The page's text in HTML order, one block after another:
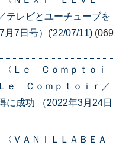
テレビとユーチューブを
月7日号）('22/07/11) (069
〈Ｌｅ Ｃｏｍｐｔｏｉ
ｅ Ｃｏｍｐｔｏｉｒ／
に成功 （2022年3月24日
ＶＡＮＩＬＬＡＢＥＡ